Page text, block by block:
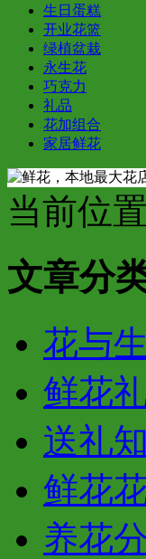
生日蛋糕
开业花篮
绿植盆栽
永生花
巧克力
礼品
花加组合
家居鲜花
当前位
文章分
花与
鲜花
送礼
鲜花
养花